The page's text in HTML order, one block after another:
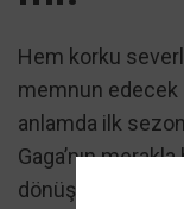
Hem korku
memnun
anlamda ilk
Gaga’nın
dönüşü ve Tim